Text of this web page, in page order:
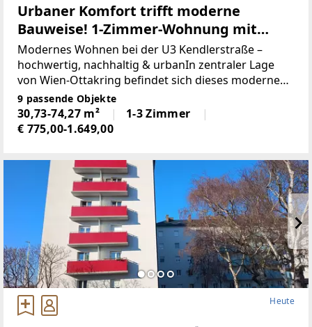
Urbaner Komfort trifft moderne
Bauweise! 1-Zimmer-Wohnung mit
Balkon!
Modernes Wohnen bei der U3 Kendlerstraße –
hochwertig, nachhaltig & urbanIn zentraler Lage
von Wien-Ottakring befindet sich dieses moderne
Wohnhaus, nur wenige Schritte von der U3
Kendlerstraße entfernt. Das 2024 fertiggestellte
Neubauprojekt
9 passende Objekte
30,73-74,27 m²
1-3 Zimmer
€ 775,00-1.649,00
Heute